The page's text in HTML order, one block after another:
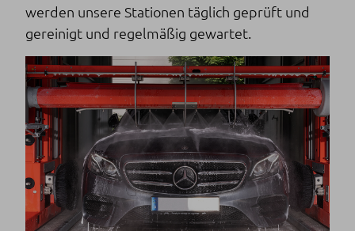
werden unsere Stationen täglich geprüft und
gereinigt und regelmäßig gewartet.